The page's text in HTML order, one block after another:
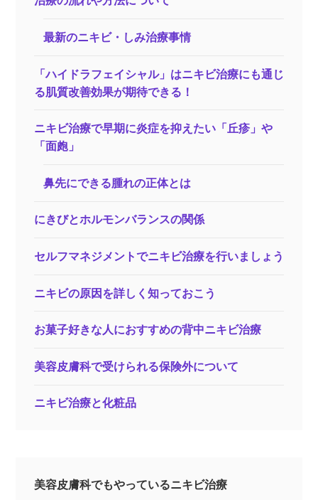
最新のニキビ・しみ治療事情
「ハイドラフェイシャル」はニキビ治療にも通じ
る肌質改善効果が期待できる！
ニキビ治療で早期に炎症を抑えたい「丘疹」や
「面皰」
鼻先にできる腫れの正体とは
にきびとホルモンバランスの関係
セルフマネジメントでニキビ治療を行いましょう
ニキビの原因を詳しく知っておこう
お菓子好きな人におすすめの背中ニキビ治療
美容皮膚科で受けられる保険外について
ニキビ治療と化粧品
美容皮膚科でもやっているニキビ治療